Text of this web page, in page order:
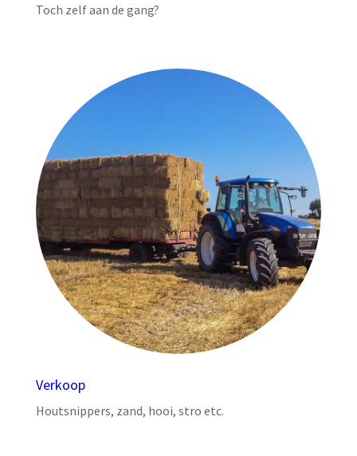
Toch zelf aan de gang?
Verkoop
Houtsnippers, zand, hooi, stro etc.